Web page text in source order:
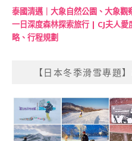
泰國清邁｜大象自然公園、大象
一日深度森林探索旅行 | CJ夫人
略、行程規劃
【日本冬季滑雪專題